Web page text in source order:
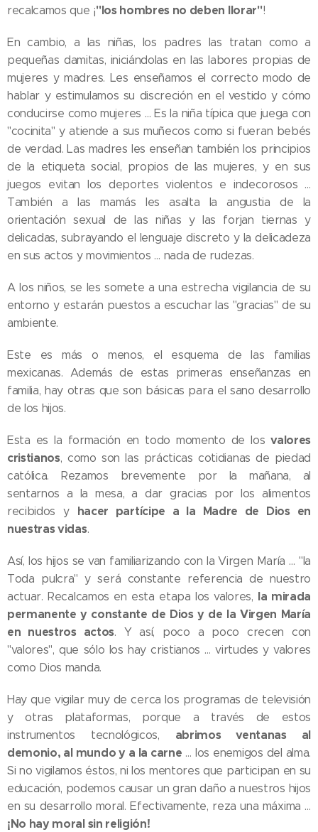
recalcamos que ¡"los hombres no deben llorar"!
En cambio, a las niñas, los padres las tratan como a
pequeñas damitas, iniciándolas en las labores propias de
mujeres y madres. Les enseñamos el correcto modo de
hablar y estimulamos su discreción en el vestido y cómo
conducirse como mujeres … Es la niña típica que juega con
"cocinita" y atiende a sus muñecos como si fueran bebés
de verdad. Las madres les enseñan también los principios
de la etiqueta social, propios de las mujeres, y en sus
juegos evitan los deportes violentos e indecorosos …
También a las mamás les asalta la angustia de la
orientación sexual de las niñas y las forjan tiernas y
delicadas, subrayando el lenguaje discreto y la delicadeza
en sus actos y movimientos … nada de rudezas.
A los niños, se les somete a una estrecha vigilancia de su
entorno y estarán puestos a escuchar las "gracias" de su
ambiente.
Este es más o menos, el esquema de las familias
mexicanas. Además de estas primeras enseñanzas en
familia, hay otras que son básicas para el sano desarrollo
de los hijos.
Esta es la formación en todo momento de losvalores
cristianos, como son las prácticas cotidianas de piedad
católica. Rezamos brevemente por la mañana, al
sentarnos a la mesa, a dar gracias por los alimentos
recibidos y hacer partícipe a la Madre de Dios en
nuestras vidas.
Así, los hijos se van familiarizando con la Virgen María … "la
Toda pulcra" y será constante referencia de nuestro
actuar. Recalcamos en esta etapa los valores, la mirada
permanente y constante de Dios y de la Virgen María
en nuestros actos. Y así, poco a poco crecen con
"valores", que sólo los hay cristianos … virtudes y valores
como Dios manda.
Hay que vigilar muy de cerca los programas de televisión
y otras plataformas, porque a través de estos
instrumentos tecnológicos, abrimos ventanas al
demonio, al mundo y a la carne … los enemigos del alma.
Si no vigilamos éstos, ni los mentores que participan en su
educación, podemos causar un gran daño a nuestros hijos
en su desarrollo moral. Efectivamente, reza una máxima …
¡No hay moral sin religión!